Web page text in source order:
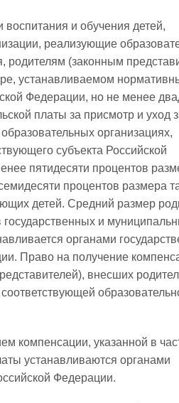
и обучения детей,
реализующие
родителям (законным
устанавливаемом
Федерации, но не менее
платы за присмотр и уход
организациях,
субъекта Российской
пятидесяти процентов
процентов размера
детей. Средний размер
государственных и
органами
Право на получение
внесших
компенсации, указанной в
устанавливаются органами
Федерации.